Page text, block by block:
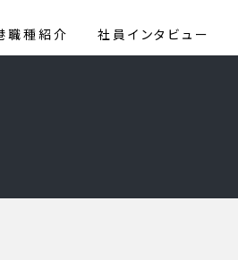
職種紹介 社員インタビュー